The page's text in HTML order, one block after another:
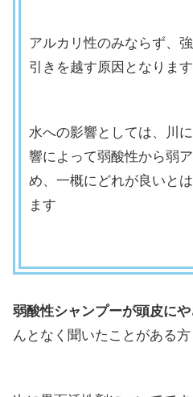
アルカリ性のみならず、
引きを越す原因となります
水への影響としては、川
響によって弱酸性から弱
め、一概にどれが良いと
ます
弱酸性シャンプーが頭皮に
んとなく聞いたことがある